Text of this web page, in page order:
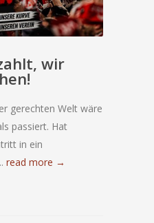
wir
gerechten Welt wäre
passiert. Hat
in ein
read more →